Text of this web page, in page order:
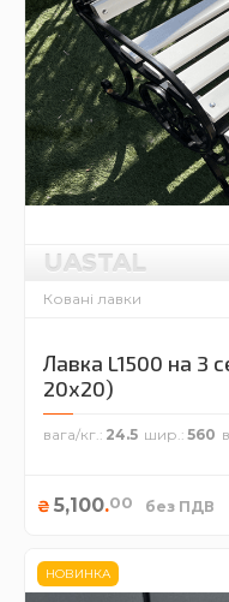
UASTAL
Ковані лавки
Лавка L1500 на 3
20х20)
вага/кг. 24.5 шир. 560
₴ 5,100.00 без ПДВ
НОВИНКА